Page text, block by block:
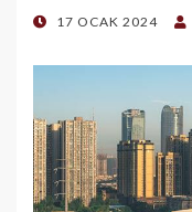
POSTED
17 OCAK 2024